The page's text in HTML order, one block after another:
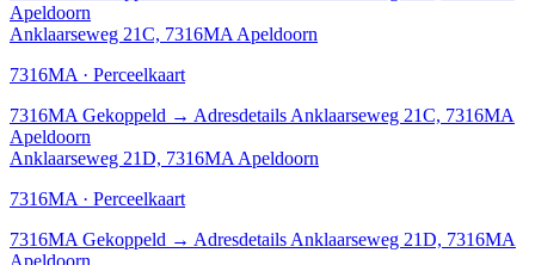
Apeldoorn
Anklaarseweg 21C, 7316MA Apeldoorn
7316MA · Perceelkaart
7316MA Gekoppeld → Adresdetails Anklaarseweg 21C, 7316MA
Apeldoorn
Anklaarseweg 21D, 7316MA Apeldoorn
7316MA · Perceelkaart
7316MA Gekoppeld → Adresdetails Anklaarseweg 21D, 7316MA
Apeldoorn